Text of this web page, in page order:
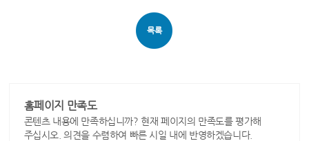
목록
홈페이지 만족도
콘텐츠 내용에 만족하십니까? 현재 페이지의 만족도를 평가해
주십시오. 의견을 수렴하여 빠른 시일 내에 반영하겠습니다.